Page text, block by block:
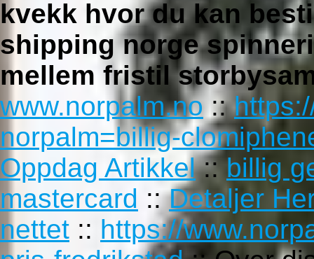
kvekk hvor du kan
shipping norge
mellem fristil
www.norpalm.no ::
norpalm=billig-
Oppdag Artikkel:: billig
mastercard ::Detaljer
nettet :: https://